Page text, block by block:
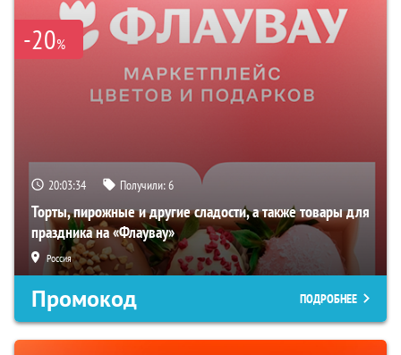
-20%
20:03:33 Получили:6
Торты, пирожные и другие сладости, а также товары для
праздника на «Флаувау»
Россия
Промокод ПОДРОБНЕЕ